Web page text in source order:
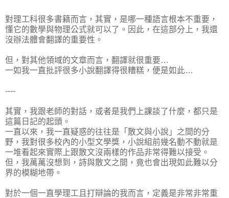
對理工科很多書籍而言，其實，是哪一種語言根本不重要，
懂它的數學與物理公式就可以了。因此，在這部分上，我還
沒辦法體會翻譯的重要性。
但，對其他領域的文章而言，翻譯就很重要…
一如我一直批評很多小說翻譯得很糟糕，便是如此…
----
其實，我跟老師的對話，或者是我們上課談了什麼，都只是
這篇日記的起頭。
一直以來，我一直疑惑的往往是「散文與小說」之間的分
野，我對很多校內的小型文學獎，小說組前幾名動不動就是
一堆看起來實際上跟散文沒兩樣的作品非常得難以接受。
但，我萬萬沒想到，詩與散文之間，竟也會出現如此難以分
界的模糊地帶。
對於一個一直學理工且打辯論的我而言，定義是非常非常重